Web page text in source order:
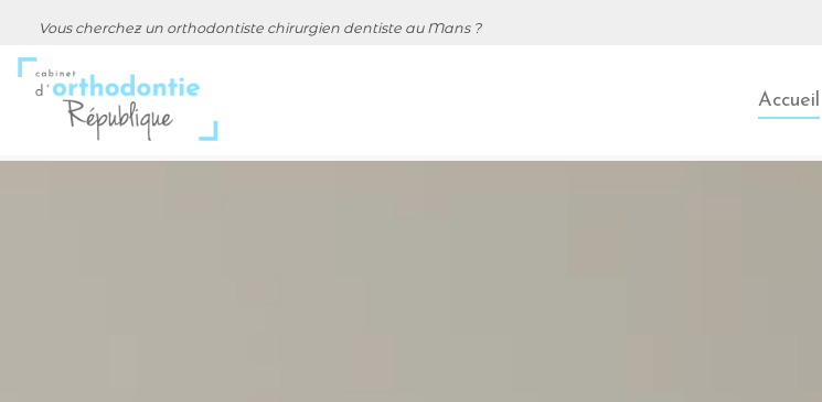
Vous cherchez un orthodontiste chirurgien dentiste au Mans ?
Accueil